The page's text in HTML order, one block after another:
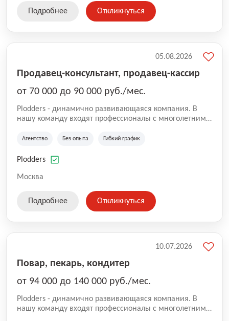
Подробнее Откликнуться
Продавец-консультант, продавец-кассир
от 70 000 до 90 000 руб./мес.
Plodders - динамично развивающаяся компания. В
нашу команду входят профессионалы с многолетним
на рынке аутсорсинга, а накопленный опыт позволяют
оказываемых услуг.
Агентство Без опыта Гибкий график
Plodders
Москва
05.08.2026
Подробнее Откликнуться
Повар, пекарь, кондитер
от 94 000 до 140 000 руб./мес.
Plodders - динамично развивающаяся компания. В
нашу команду входят профессионалы с многолетним
10.07.2026